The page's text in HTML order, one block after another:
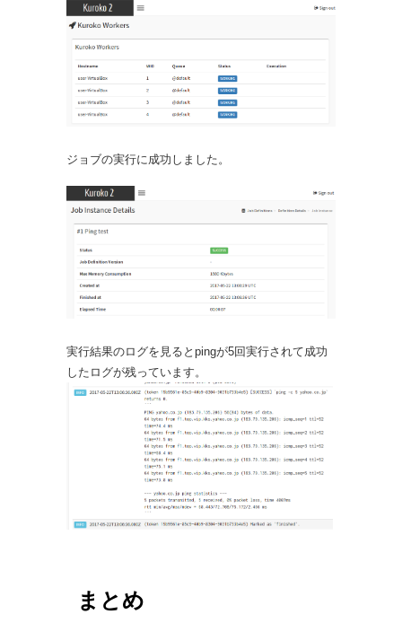
ジョブの実行に成功しました。
実行結果のログを見るとpingが5回実行されて成功
したログが残っています。
まとめ